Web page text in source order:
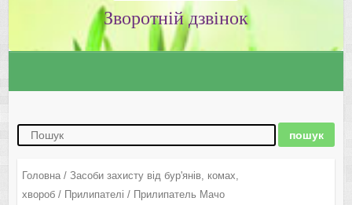
Зворотній дзвінок
Головна/ Засоби захисту від бур'янів, комах,
хвороб/ Прилипателі / Прилипатель Мачо